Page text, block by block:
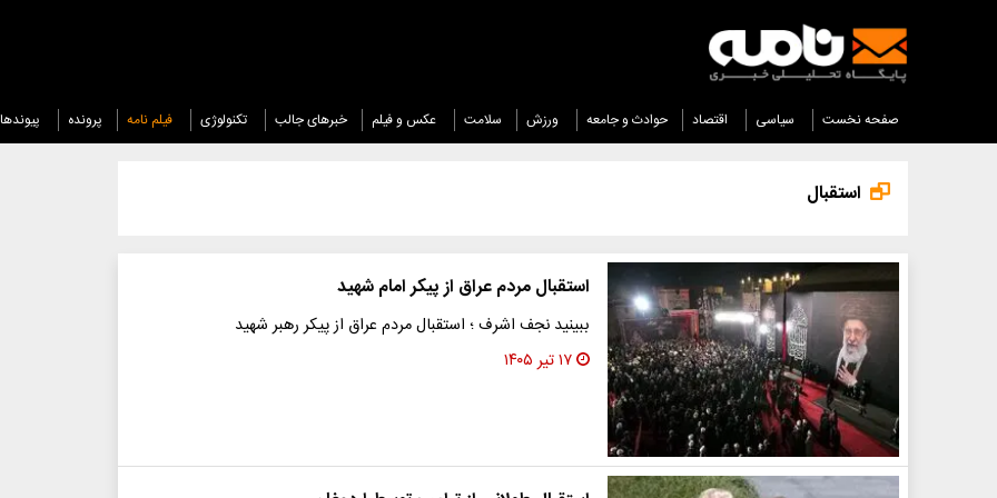
صفحه نخست سیاسی اقتصاد حوادث و جامعه ورزش سلامت عکس و فیلم خبرهای جالب تکنولوژی فیلم نامه پرونده پیوندها
استقبال
استقبال مردم عراق از پیکر امام شهید
ببینید نجف اشرف ؛ استقبال مردم عراق از پیکر رهبر شهید
۱۷ تیر ۱۴۰۵